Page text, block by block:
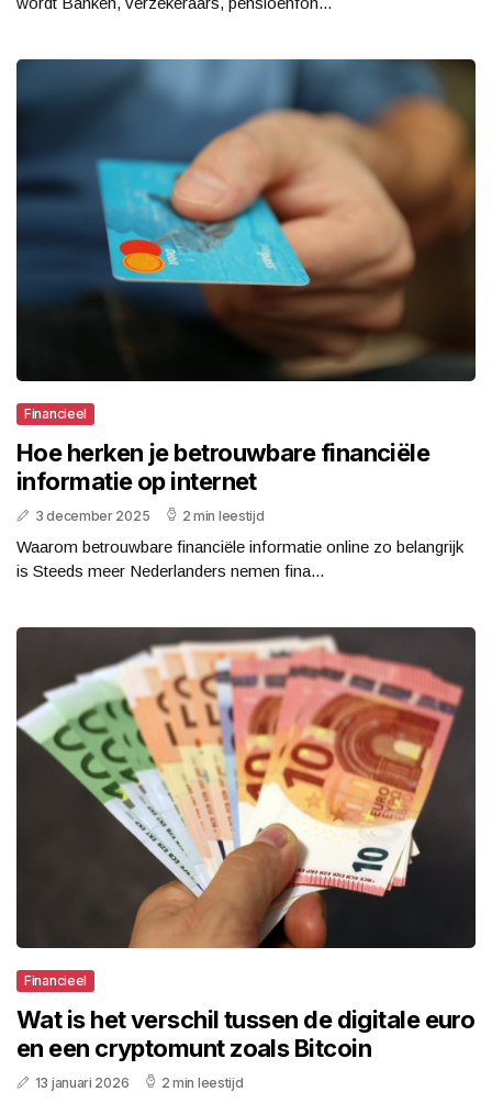
Financieel
Hoe herken je betrouwbare financiële
informatie op internet
3 december 2025 2 min leestijd
Waarom betrouwbare financiële informatie online zo belangrijk
is Steeds meer Nederlanders nemen fina...
Financieel
Wat is het verschil tussen de digitale euro
en een cryptomunt zoals Bitcoin
13 januari 2026 2 min leestijd